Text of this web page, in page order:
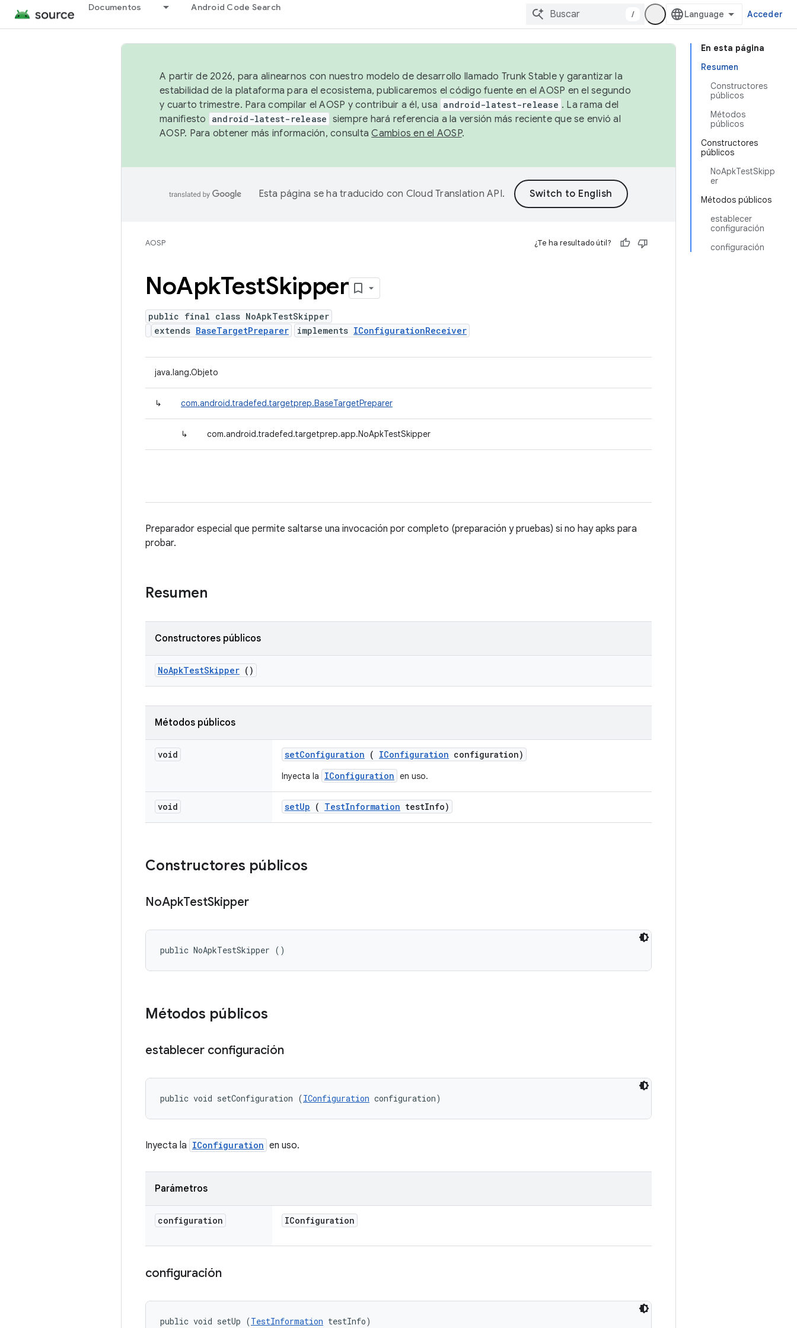
Documentos Android Code Search
/ Acceder
En esta página
Resumen
Constructores
públicos
Métodos
públicos
Constructores
públicos
NoApkTestSkipp
er
Métodos públicos
establecer
configuración
configuración
A partir de 2026, para alinearnos con nuestro modelo de desarrollo llamado Trunk Stable y garantizar la
estabilidad de la plataforma para el ecosistema, publicaremos el código fuente en el AOSP en el segundo
y cuarto trimestre. Para compilar el AOSP y contribuir a él, usa android-latest-release . La rama del
manifiesto
android-latest-release siempre hará referencia a la versión más reciente que se envió al
AOSP. Para obtener más información, consultaCambios en el AOSP.
Esta página se ha traducido con Cloud Translation API.
AOSP ¿Te ha resultado útil?
NoApkTestSkipper
public final class NoApkTestSkipper
extends BaseTargetPreparer implements IConfigurationReceiver
java.lang.Objeto
↳ com.android.tradefed.targetprep.BaseTargetPreparer
↳ com.android.tradefed.targetprep.app.NoApkTestSkipper
Preparador especial que permite saltarse una invocación por completo (preparación y pruebas) si no hay apks para
probar.
Resumen
Constructores públicos
NoApkTestSkipper ()
Métodos públicos
void setConfiguration ( IConfiguration configuration)
Inyecta la IConfiguration en uso.
void setUp ( TestInformation testInfo)
Constructores públicos
NoApkTestSkipper
public NoApkTestSkipper ()
Métodos públicos
establecer configuración
public void setConfiguration (IConfiguration configuration)
Inyecta la IConfiguration en uso.
Parámetros
configuration IConfiguration
configuración
public void setUp (TestInformation testInfo)